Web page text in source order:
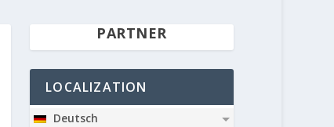
PARTNER
LOCALIZATION
Deutsch